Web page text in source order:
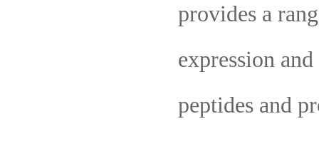
provides a
expression
peptides and